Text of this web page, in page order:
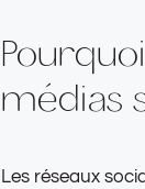
médias
Les réseaux